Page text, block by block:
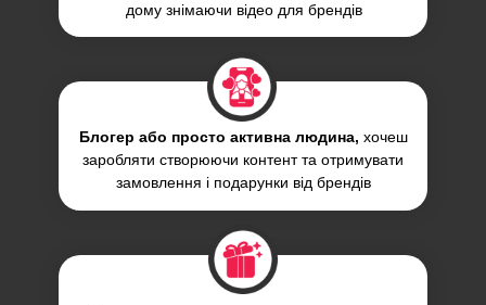
дому знімаючи відео для брендів
Блогер або просто активна людина, хочеш
заробляти створюючи контент та отримувати
замовлення і подарунки від брендів